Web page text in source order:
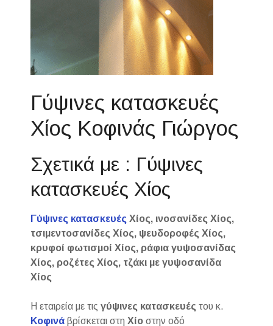
Γύψινες κατασκευές
Χίος Κοφινάς Γιώργος
Σχετικά με : Γύψινες
κατασκευές Χίος
Γύψινες κατασκευές Χίος, ινοσανίδες Χίος,
τσιμεντοσανίδες Χίος, ψευδοροφές Χίος,
κρυφοί φωτισμοί Χίος, ράφια γυψοσανίδας
Χίος, ροζέτες Χίος, τζάκι με γυψοσανίδα
Χίος
Η εταιρεία με τιςγύψινες κατασκευές του κ.
Κοφινά βρίσκεται στηΧίο στην οδό